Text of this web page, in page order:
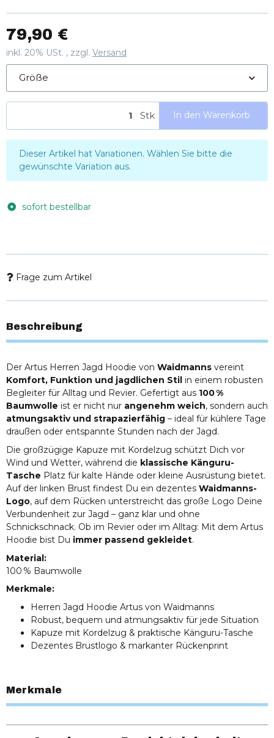
79,90 €
inkl. 20% USt. , zzgl. Versand
Größe
Stk In den Warenkorb
xDieser Artikel hat Variationen. Wählen Sie bitte die
gewünschte Variation aus.
sofort bestellbar
Frage zum Artikel
Beschreibung
Der Artus Herren Jagd Hoodie von Waidmanns vereint
Komfort, Funktion und jagdlichen Stil in einem robusten
Begleiter für Alltag und Revier. Gefertigt aus 100 %
Baumwolle ist er nicht nur angenehm weich, sondern auch
atmungsaktiv und strapazierfähig – ideal für kühlere Tage
draußen oder entspannte Stunden nach der Jagd.
Die großzügige Kapuze mit Kordelzug schützt Dich vor
Wind und Wetter, während die klassische Känguru-
Tasche Platz für kalte Hände oder kleine Ausrüstung bietet.
Auf der linken Brust findest Du ein dezentes Waidmanns-
Logo, auf dem Rücken unterstreicht das große Logo Deine
Verbundenheit zur Jagd – ganz klar und ohne
Schnickschnack. Ob im Revier oder im Alltag: Mit dem Artus
Hoodie bist Du immer passend gekleidet.
Material:
100 % Baumwolle
Merkmale:
Herren Jagd Hoodie Artus von Waidmanns
Robust, bequem und atmungsaktiv für jede Situation
Kapuze mit Kordelzug & praktische Känguru-Tasche
Dezentes Brustlogo & markanter Rückenprint
Merkmale